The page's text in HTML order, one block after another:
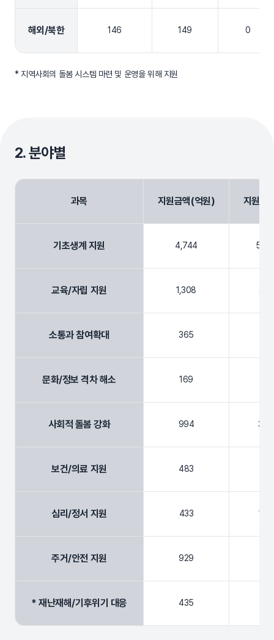
해외/북한 146 149 0
* 지역사회의 돌봄 시스템 마련 및 운영을 위해 지원
2. 분야별
과목 지원금액(억원) 지원건
기초생계 지원 4,744
교육/자립 지원 1,308
소통과 참여확대 365
문화/정보 격차 해소 169
사회적 돌봄 강화 994
보건/의료 지원 483
심리/정서 지원 433
주거/안전 지원 929
* 재난재해/기후위기 대응 435